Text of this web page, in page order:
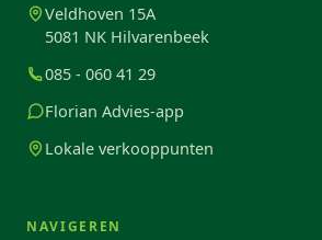
Veldhoven 15A
5081 NK Hilvarenbeek
085 - 060 41 29
Florian Advies-app
Lokale verkooppunten
NAVIGEREN